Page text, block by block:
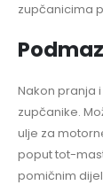
zupčanicima
Nakon pranja
zupčanike.
ulje za
poput tot-
pomičnim